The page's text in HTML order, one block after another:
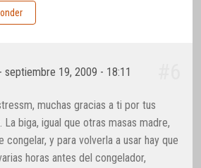
-septiembre 19, 2009 - 18:11
muchas gracias a ti por tus
La biga, igual que otras masas madre,
congelar, y para volverla a usar hay que
horas antes del congelador,